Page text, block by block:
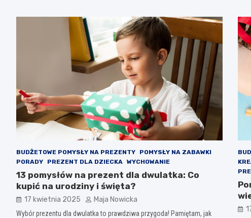
BUDŻETOWE POMYSŁY NA PREZENTY
POMYSŁY NA ZABAWKI
PORADY
PREZENT DLA DZIECKA WYCHOWANIE
13 pomysłów na prezent dla dwulatka: Co
kupić na urodziny i święta?
17 kwietnia 2025 Maja Nowicka
Wybór prezentu dla dwulatka to prawdziwa przygoda! Pamiętam, jak